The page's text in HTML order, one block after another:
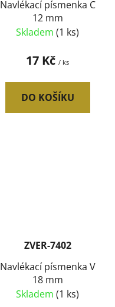
Navlékací písmenka C
12 mm
Skladem (1 ks)
17 Kč / ks
DO KOŠÍKU
ZVER-7402
Navlékací písmenka V
18 mm
Skladem (1 ks)